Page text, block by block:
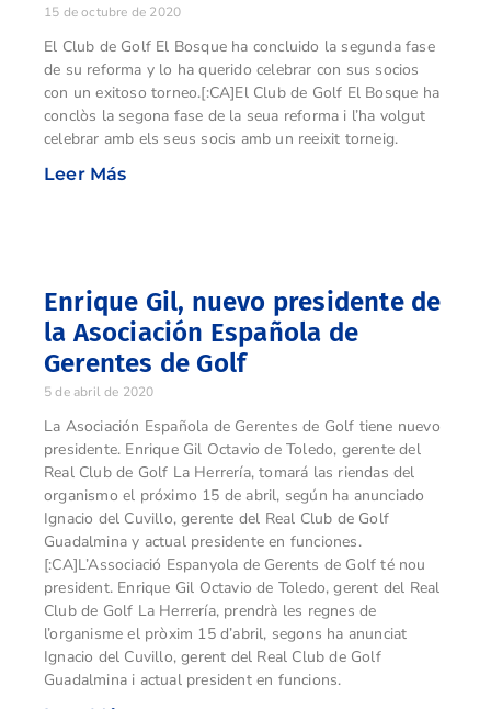
15 de octubre de 2020
El Club de Golf El Bosque ha concluido la segunda fase
de su reforma y lo ha querido celebrar con sus socios
con un exitoso torneo.[:CA]El Club de Golf El Bosque ha
conclòs la segona fase de la seua reforma i l’ha volgut
celebrar amb els seus socis amb un reeixit torneig.
Leer Más
Enrique Gil, nuevo presidente de
la Asociación Española de
Gerentes de Golf
5 de abril de 2020
La Asociación Española de Gerentes de Golf tiene nuevo
presidente. Enrique Gil Octavio de Toledo, gerente del
Real Club de Golf La Herrería, tomará las riendas del
organismo el próximo 15 de abril, según ha anunciado
Ignacio del Cuvillo, gerente del Real Club de Golf
Guadalmina y actual presidente en funciones.
[:CA]L’Associació Espanyola de Gerents de Golf té nou
president. Enrique Gil Octavio de Toledo, gerent del Real
Club de Golf La Herrería, prendrà les regnes de
l’organisme el pròxim 15 d’abril, segons ha anunciat
Ignacio del Cuvillo, gerent del Real Club de Golf
Guadalmina i actual president en funcions.